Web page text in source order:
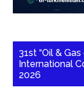
31st “Oil &
International
2026